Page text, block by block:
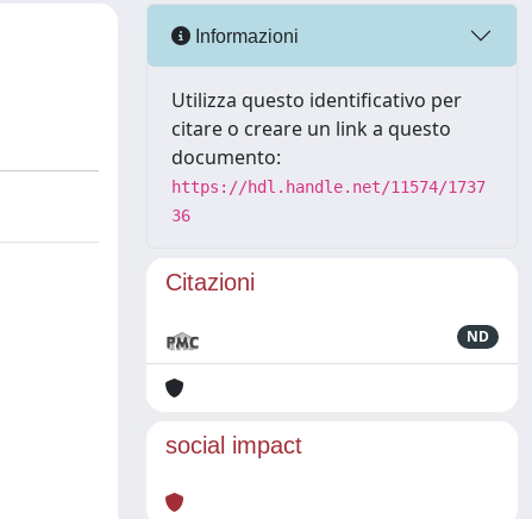
Informazioni
Utilizza questo identificativo per
citare o creare un link a questo
documento:
https://hdl.handle.net/11574/1737
36
Citazioni
ND
social impact